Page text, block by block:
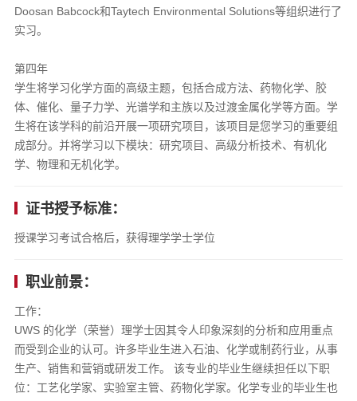
Doosan Babcock和Taytech Environmental Solutions等组织进行了
实习。
第四年
学生将学习化学方面的高级主题，包括合成方法、药物化学、胶
体、催化、量子力学、光谱学和主族以及过渡金属化学等方面。学
生将在该学科的前沿开展一项研究项目，该项目是您学习的重要组
成部分。并将学习以下模块：研究项目、高级分析技术、有机化
学、物理和无机化学。
证书授予标准：
授课学习考试合格后，获得理学学士学位
职业前景：
工作：
UWS 的化学（荣誉）理学士因其令人印象深刻的分析和应用重点
而受到企业的认可。许多毕业生进入石油、化学或制药行业，从事
生产、销售和营销或研发工作。 该专业的毕业生继续担任以下职
位：工艺化学家、实验室主管、药物化学家。化学专业的毕业生也